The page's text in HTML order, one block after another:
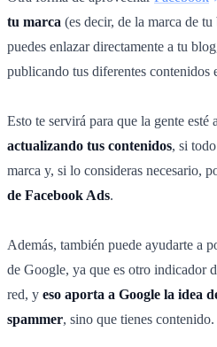
tu marca (es decir, de la marca de
puedes enlazar directamente a tu
publicando tus diferentes contenidos
Esto te servirá para que la gente esté
actualizando tus contenidos, si
marca y, si lo consideras necesario,
de Facebook Ads.
Además, también puede ayudarte a
de Google, ya que es otro indicador
red, y eso aporta a Google la idea
spammer, sino que tienes contenido.